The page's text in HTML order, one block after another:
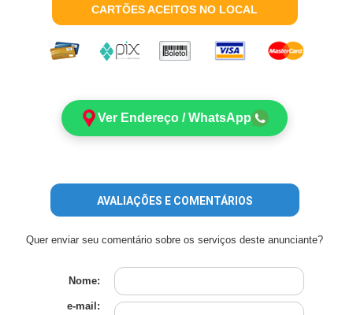
CARTÕES ACEITOS NO LOCAL
Ver Endereço / WhatsApp
AVALIAÇÕES E COMENTÁRIOS
Quer enviar seu comentário sobre os serviços deste anunciante?
Nome:
e-mail: